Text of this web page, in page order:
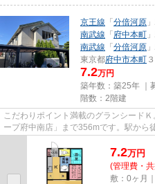
京王線 「 分倍河原
南武線 「 府中本町
南武線 「 分倍河原
東京都府中市本町
7.2万円
築年数：築25年 ｜
階数：2階建
こだわりポイント満載のグランシード
ープ府中南店」まで356mです。駅から
7.2万円
(管理費・
敷：0ヶ月